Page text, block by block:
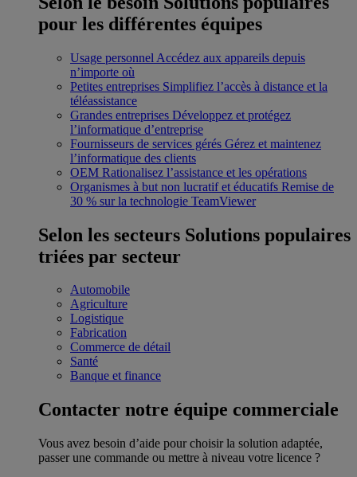
pour les différentes équipes
Usage personnel Accédez aux appareils depuis
n’importe où
Petites entreprises Simplifiez l’accès à distance et la
téléassistance
Grandes entreprises Développez et protégez
l’informatique d’entreprise
Fournisseurs de services gérés Gérez et maintenez
l’informatique des clients
OEM Rationalisez l’assistance et les opérations
Organismes à but non lucratif et éducatifs Remise de
30 % sur la technologie TeamViewer
Selon les secteurs Solutions populaires
triées par secteur
Automobile
Agriculture
Logistique
Fabrication
Commerce de détail
Santé
Banque et finance
Contacter notre équipe commerciale
Vous avez besoin d’aide pour choisir la solution adaptée,
passer une commande ou mettre à niveau votre licence ?